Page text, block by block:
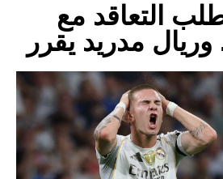
التعاقد مع
وريال مدريد يقرر